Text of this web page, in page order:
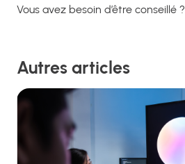
Vous avez besoin d’être conseillé ?
Autres articles